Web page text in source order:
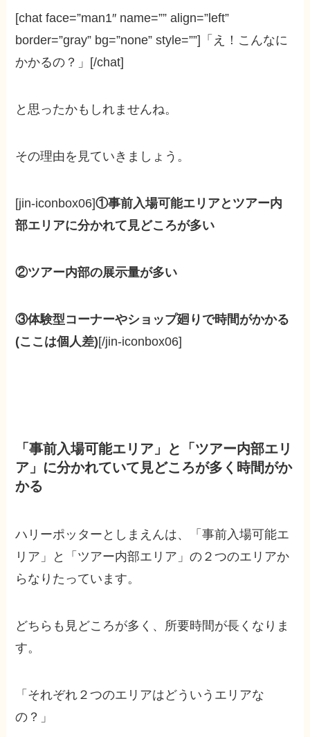
[chat face=”man1″ name=”” align=”left”
border=”gray” bg=”none” style=””]「え！こんなに
かかるの？」[/chat]
と思ったかもしれませんね。
その理由を見ていきましょう。
[jin-iconbox06]①事前入場可能エリアとツアー内
部エリアに分かれて見どころが多い
②ツアー内部の展示量が多い
③体験型コーナーやショップ廻りで時間がかかる
(ここは個人差)[/jin-iconbox06]
「事前入場可能エリア」と「ツアー内部エリ
ア」に分かれていて見どころが多く時間がか
かる
ハリーポッターとしまえんは、「事前入場可能エ
リア」と「ツアー内部エリア」の２つのエリアか
らなりたっています。
どちらも見どころが多く、所要時間が長くなりま
す。
「それぞれ２つのエリアはどういうエリアな
の？」